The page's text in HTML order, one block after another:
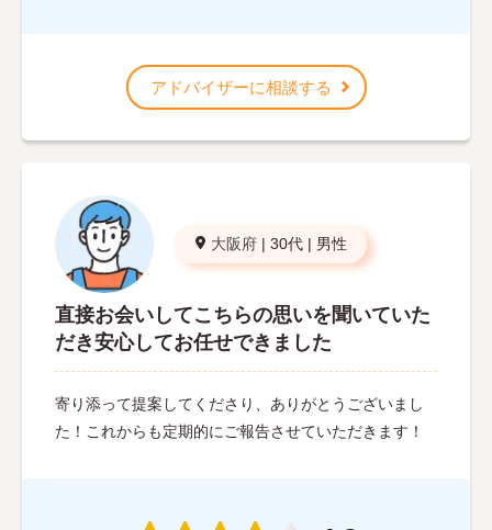
アドバイザーに相談する
大阪府 | 30代 | 男性
直接お会いしてこちらの思いを聞いていた
だき安心してお任せできました
寄り添って提案してくださり、ありがとうございまし
た！これからも定期的にご報告させていただきます！